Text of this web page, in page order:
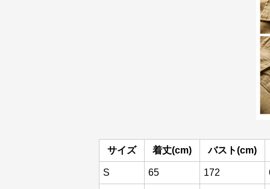
サイズ 着丈(cm) バスト(cm)
S 65 172